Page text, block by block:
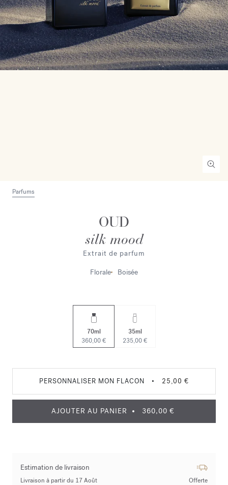
Parfums
OUD
silk mood
Extrait de parfum
Florale
Boisée
70ml
360,00 €
35ml
235,00 €
PERSONNALISER MON FLACON • 25,00 €
AJOUTER AU PANIER 360,00 €
Estimation de livraison
Livraison à partir du 17 Août Offerte